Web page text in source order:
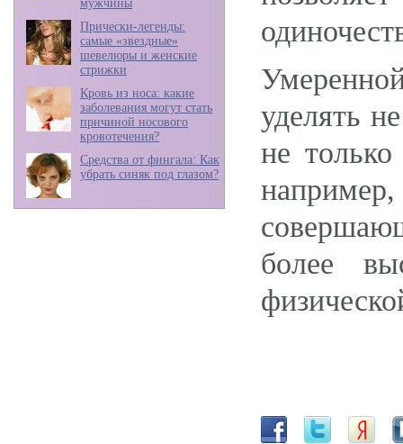
мужчины
Прически-легенды:
самые «звездные»
шевелюры и женские
стрижки
Кровь из носа: какие
заболевания могут стать
причиной носового
кровотечения?
Средства от фингала: Как
убрать синяк под глазом?
уделять
не
более